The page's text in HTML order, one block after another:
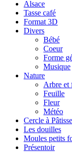
Alsace
Tasse café
Format 3D
Divers
Bébé
Coeur
Forme
Musique
Nature
Arbre et
Feuille
Fleur
Météo
Cercle à
Les douilles
Moules petits
Présentoir